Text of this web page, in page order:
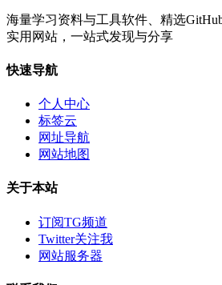
海量学习资料与工具软件、精选
实用网站，一站式发现与分享
快速导航
个人中心
标签云
网址导航
网站地图
关于本站
订阅TG频道
Twitter关注我
网站服务器